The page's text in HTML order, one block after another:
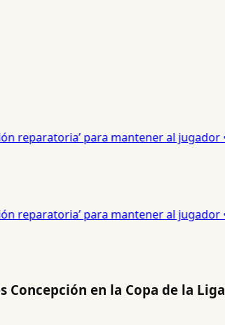
reparatoria’ para mantener al jugador •
reparatoria’ para mantener al jugador •
en la Copa de la Liga